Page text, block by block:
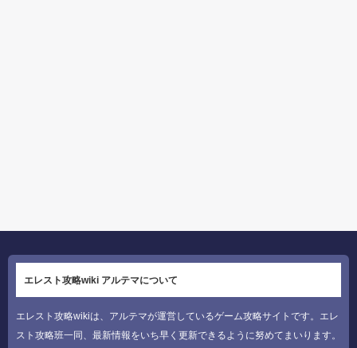
エレスト攻略wiki アルテマについて
エレスト攻略wikiは、アルテマが運営しているゲーム攻略サイトです。エレ
スト攻略班一同、最新情報をいち早く更新できるように努めてまいります。